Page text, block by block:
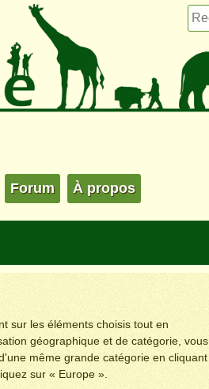
Forum À propos
sur les éléments choisis tout en
géographique et de catégorie, vous
même grande catégorie en cliquant
sur « Europe ».